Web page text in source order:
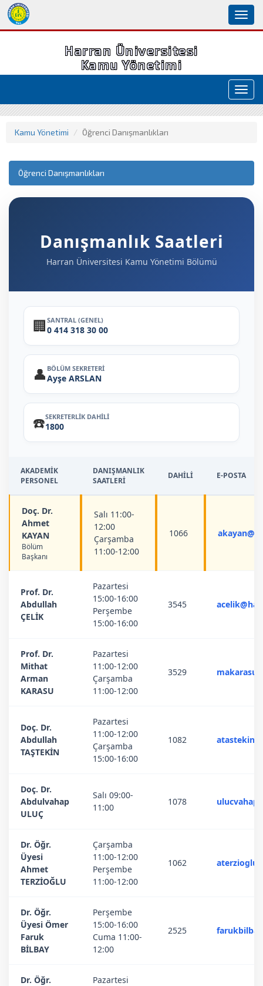
Harran Üniversitesi
Kamu Yönetimi
Kamu Yönetimi Öğrenci Danışmanlıkları
Öğrenci Danışmanlıkları
Danışmanlık Saatleri
Harran Üniversitesi Kamu Yönetimi Bölümü
🏢 SANTRAL (GENEL)
0 414 318 30 00
👤 BÖLÜM SEKRETERİ
Ayşe ARSLAN
☎️SEKRETERLİK DAHİLİ
1800
AKADEMİK
PERSONEL
DANIŞMANLIK
SAATLERİ
DAHİLİ E-POSTA
Doç. Dr.
Ahmet
KAYAN
Bölüm
Başkanı
Salı 11:00-
12:00
Çarşamba
11:00-12:00
1066
Prof. Dr.
Abdullah
ÇELİK
Pazartesi
15:00-16:00
Perşembe
15:00-16:00
3545
Prof. Dr.
Mithat
Arman
KARASU
Pazartesi
11:00-12:00
Çarşamba
11:00-12:00
3529
Doç. Dr.
Abdullah
TAŞTEKİN
Pazartesi
11:00-12:00
Çarşamba
15:00-16:00
1082
Doç. Dr.
Abdulvahap
ULUÇ
Salı 09:00-
11:00
1078
Dr. Öğr.
Üyesi
Ahmet
TERZİOĞLU
Çarşamba
11:00-12:00
Perşembe
11:00-12:00
1062
Dr. Öğr.
Üyesi Ömer
Faruk
BİLBAY
Perşembe
15:00-16:00
Cuma 11:00-
12:00
2525
Dr. Öğr.
Pazartesi